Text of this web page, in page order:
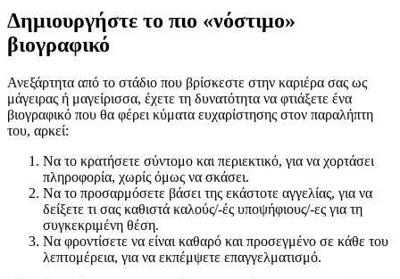
Δημιουργήστε το πιο «νόστιμο»
βιογραφικό
Ανεξάρτητα από το στάδιο που βρίσκεστε στην καριέρα σας ως
μάγειρας ή μαγείρισσα, έχετε τη δυνατότητα να φτιάξετε ένα
βιογραφικό που θα φέρει κύματα ευχαρίστησης στον παραλήπτη
του, αρκεί:
Να το κρατήσετε σύντομο και περιεκτικό, για να χορτάσει
πληροφορία, χωρίς όμως να σκάσει.
Να το προσαρμόσετε βάσει της εκάστοτε αγγελίας, για να
δείξετε τι σας καθιστά καλούς/-ές υποψήφιους/-ες για τη
συγκεκριμένη θέση.
Να φροντίσετε να είναι καθαρό και προσεγμένο σε κάθε του
λεπτομέρεια, για να εκπέμψετε επαγγελματισμό.